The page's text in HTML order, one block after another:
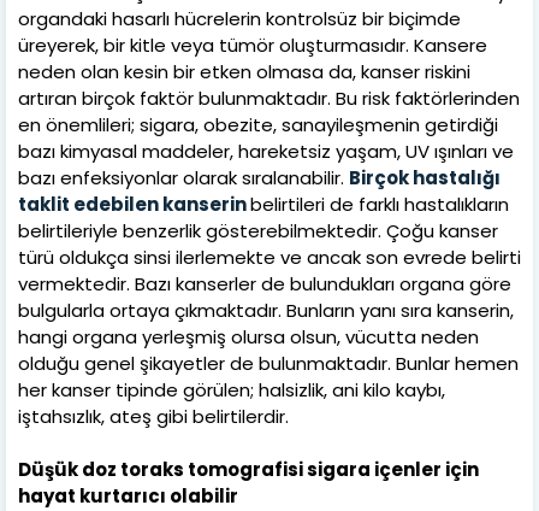
organdaki hasarlı hücrelerin kontrolsüz bir biçimde
üreyerek, bir kitle veya tümör oluşturmasıdır. Kansere
neden olan kesin bir etken olmasa da, kanser riskini
artıran birçok faktör bulunmaktadır. Bu risk faktörlerinden
en önemlileri; sigara, obezite, sanayileşmenin getirdiği
bazı kimyasal maddeler, hareketsiz yaşam, UV ışınları ve
bazı enfeksiyonlar olarak sıralanabilir. Birçok hastalığı
taklit edebilen kanserinbelirtileri de farklı hastalıkların
belirtileriyle benzerlik gösterebilmektedir. Çoğu kanser
türü oldukça sinsi ilerlemekte ve ancak son evrede belirti
vermektedir. Bazı kanserler de bulundukları organa göre
bulgularla ortaya çıkmaktadır. Bunların yanı sıra kanserin,
hangi organa yerleşmiş olursa olsun, vücutta neden
olduğu genel şikayetler de bulunmaktadır. Bunlar hemen
her kanser tipinde görülen; halsizlik, ani kilo kaybı,
iştahsızlık, ateş gibi belirtilerdir.
Düşük doz toraks tomografisi sigara içenler için
hayat kurtarıcı olabilir